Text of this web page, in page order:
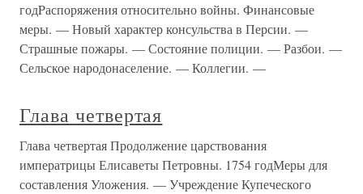
годPаспоряжения относительно войны. Финансовые
меры. — Новый характер консульства в Персии. —
Страшные пожары. — Состояние полиции. — Разбои. —
Сельское народонаселение. — Коллегии. —
Глава четвертая
Глава четвертая Продолжение царствования
императрицы Елисаветы Петровны. 1754 годМеры для
составления Уложения. — Учреждение Купеческого